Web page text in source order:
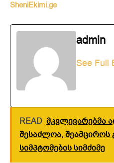
SheniEkimi.ge
admin
See Full
READ მკვლევარებმა
შესაძლოა, შეამციროს
სიმპტომების სიმძიმე